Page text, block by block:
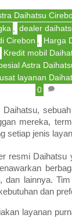
Daihatsu
, dealer
Cirebon , Harga
Kredit mobil
Astra
layanan
0
mereka,
setiap jenis
resmi
lainnya.
dan
layanan